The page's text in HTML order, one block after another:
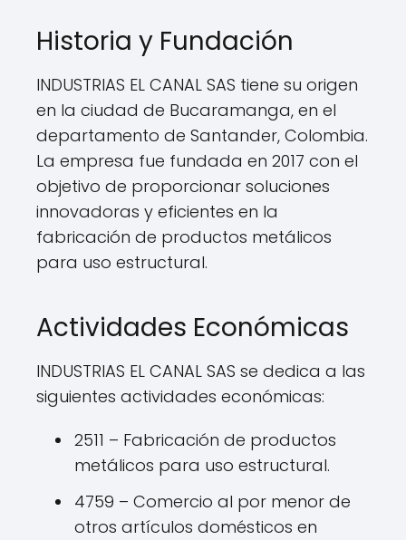
Historia y Fundación
INDUSTRIAS EL CANAL SAS tiene su origen
en la ciudad de Bucaramanga, en el
departamento de Santander, Colombia.
La empresa fue fundada en 2017 con el
objetivo de proporcionar soluciones
innovadoras y eficientes en la
fabricación de productos metálicos
para uso estructural.
Actividades Económicas
INDUSTRIAS EL CANAL SAS se dedica a las
siguientes actividades económicas:
2511 – Fabricación de productos
metálicos para uso estructural.
4759 – Comercio al por menor de
otros artículos domésticos en